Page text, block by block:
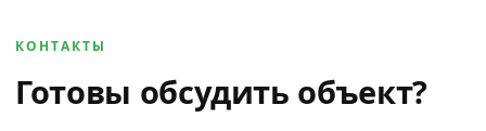
КОНТАКТЫ
Готовы обсудить объект?